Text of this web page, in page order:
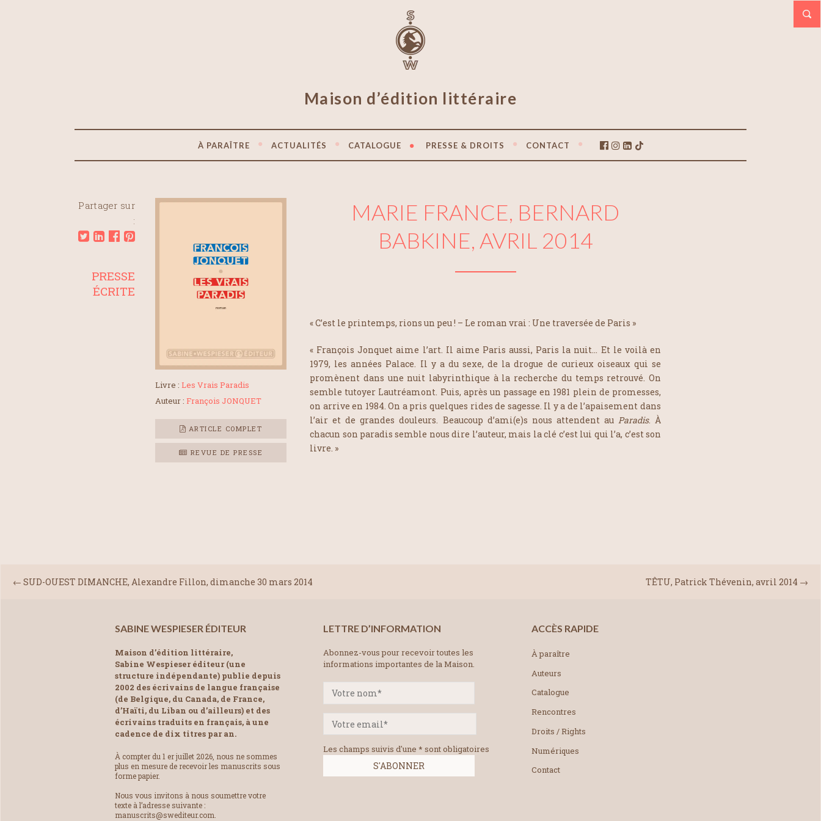
Maison d’édition littéraire
À PARAÎTRE ACTUALITÉS CATALOGUE PRESSE & DROITS CONTACT
Partager sur
:
Livre : Les Vrais Paradis
Auteur : François JONQUET
ARTICLE COMPLET
REVUE DE PRESSE
MARIE FRANCE, BERNARD
BABKINE, AVRIL 2014
« C’est le printemps, rions un peu ! – Le roman vrai : Une traversée de Paris »
« François Jonquet aime l’art. Il aime Paris aussi, Paris la nuit… Et le voilà en
1979, les années Palace. Il y a du sexe, de la drogue de curieux oiseaux qui se
promènent dans une nuit labyrinthique à la recherche du temps retrouvé. On
semble tutoyer Lautréamont. Puis, après un passage en 1981 plein de promesses,
on arrive en 1984. On a pris quelques rides de sagesse. Il y a de l’apaisement dans
l’air et de grandes douleurs. Beaucoup d’ami(e)s nous attendent au Paradis. À
chacun son paradis semble nous dire l’auteur, mais la clé c’est lui qui l’a, c’est son
livre. »
PRESSE
ÉCRITE
TÊTU, Patrick Thévenin, avril 2014 →
← SUD-OUEST DIMANCHE, Alexandre Fillon, dimanche 30 mars 2014
SABINE WESPIESER ÉDITEUR
Maison d’édition littéraire,
Sabine Wespieser éditeur (une
structure indépendante) publie depuis
2002 des écrivains de langue française
(de Belgique, du Canada, de France,
d’Haïti, du Liban ou d’ailleurs) et des
écrivains traduits en français, à une
cadence de dix titres par an.
À compter du 1 er juillet 2026, nous ne sommes
plus en mesure de recevoir les manuscrits sous
forme papier.
Nous vous invitons à nous soumettre votre
texte à l’adresse suivante :
manuscrits@swediteur.com.
LETTRE D’INFORMATION
Abonnez-vous pour recevoir toutes les
informations importantes de la Maison.
Les champs suivis d'une * sont obligatoires
ACCÈS RAPIDE
À paraître
Auteurs
Catalogue
Rencontres
Droits / Rights
Numériques
Contact